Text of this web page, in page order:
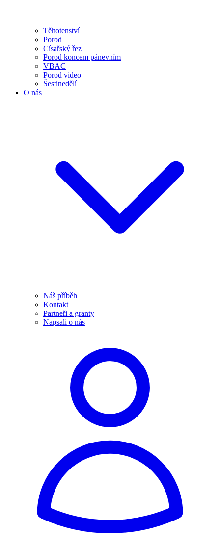
Těhotenství
Porod
Císařský řez
Porod koncem pánevním
VBAC
Porod video
Šestinedělí
O nás
Náš příběh
Kontakt
Partneři a granty
Napsali o nás